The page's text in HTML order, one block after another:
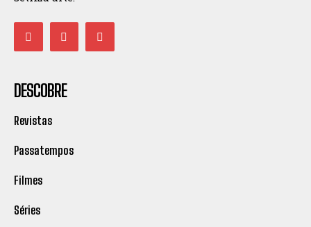
DESCOBRE
Revistas
Passatempos
Filmes
Séries